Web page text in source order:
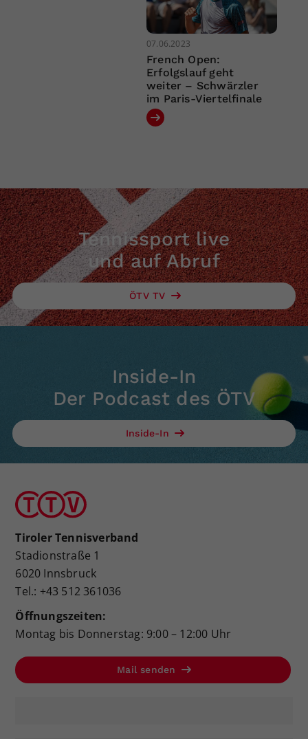
07.06.2023
French Open:
Erfolgslauf geht
weiter – Schwärzler
im Paris-Viertelfinale
Tennissport live
und auf Abruf
ÖTV TV
Inside-In
Der Podcast des ÖTV
Inside-In
Tiroler Tennisverband
Stadionstraße 1
6020 Innsbruck
Tel.: +43 512 361036
Öffnungszeiten:
Montag bis Donnerstag: 9:00 – 12:00 Uhr
Mail senden